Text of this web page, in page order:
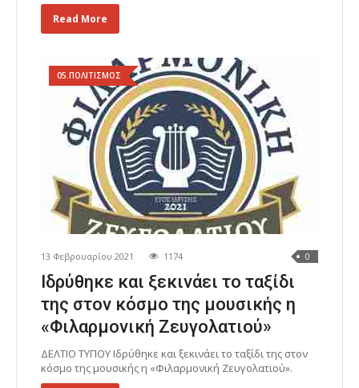
Read More
05.ΠΟΛΙΤΙΣΜΟΣ
13 Φεβρουαρίου 2021 1174 0
Ιδρύθηκε και ξεκινάει το ταξίδι
της στον κόσμο της μουσικής η
«Φιλαρμονική Ζευγολατιού»
ΔΕΛΤΙΟ ΤΥΠΟΥ Ιδρύθηκε και ξεκινάει το ταξίδι της στον
κόσμο της μουσικής η «Φιλαρμονική Ζευγολατιού».